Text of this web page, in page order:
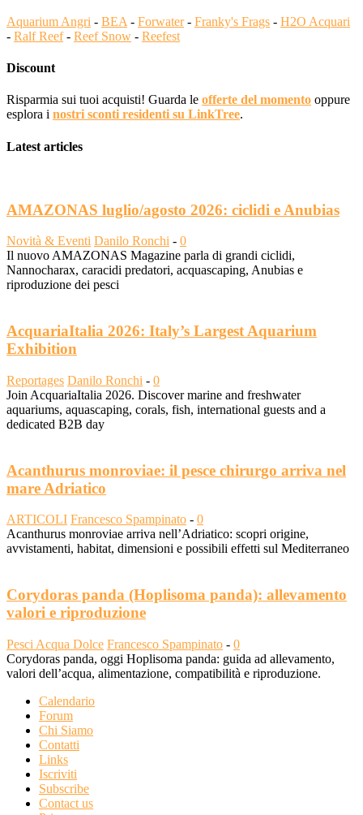
Aquarium Angri - BEA - Forwater- Franky's Frags - H2O Acquari
- Ralf Reef- Reef Snow - Reefest
Discount
Risparmia sui tuoi acquisti! Guarda le offerte del momento oppure
esplora i nostri sconti residenti su LinkTree.
Latest articles
AMAZONAS luglio/agosto 2026: ciclidi e Anubias
Novità & Eventi Danilo Ronchi - 0
Il nuovo AMAZONAS Magazine parla di grandi ciclidi,
Nannocharax, caracidi predatori, acquascaping, Anubias e
riproduzione dei pesci
AcquariaItalia 2026: Italy’s Largest Aquarium
Exhibition
Reportages Danilo Ronchi - 0
Join AcquariaItalia 2026. Discover marine and freshwater
aquariums, aquascaping, corals, fish, international guests and a
dedicated B2B day
Acanthurus monroviae: il pesce chirurgo arriva nel
mare Adriatico
ARTICOLI Francesco Spampinato - 0
Acanthurus monroviae arriva nell’Adriatico: scopri origine,
avvistamenti, habitat, dimensioni e possibili effetti sul Mediterraneo
Corydoras panda (Hoplisoma panda): allevamento
valori e riproduzione
Pesci Acqua Dolce Francesco Spampinato - 0
Corydoras panda, oggi Hoplisoma panda: guida ad allevamento,
valori dell’acqua, alimentazione, compatibilità e riproduzione.
Calendario
Forum
Chi Siamo
Contatti
Links
Iscriviti
Subscribe
Contact us